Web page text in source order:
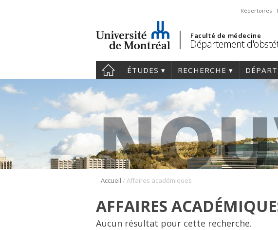
Répertoires
Faculté de médecine
Département
ÉTUDES RECHERCHE
Accueil /Affaires académiques
AFFAIRES
Aucun résultat pour cette recherche.